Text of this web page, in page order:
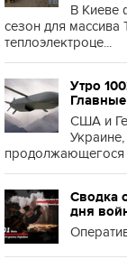
В Киеве
сезон для массива
теплоэлектроце...
Утро
США и
продолжающегося
Сводка
дня